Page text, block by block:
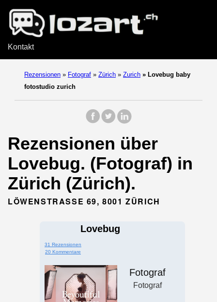
Kontakt
Rezensionen » Fotograf » Zürich » Zurich » Lovebug baby
fotostudio zurich
Rezensionen über
Lovebug. (Fotograf) in
Zürich (Zürich).
LÖWENSTRASSE 69, 8001 ZÜRICH
Lovebug
31 Rezensionen
20 Kommentare
Fotograf
Fotograf